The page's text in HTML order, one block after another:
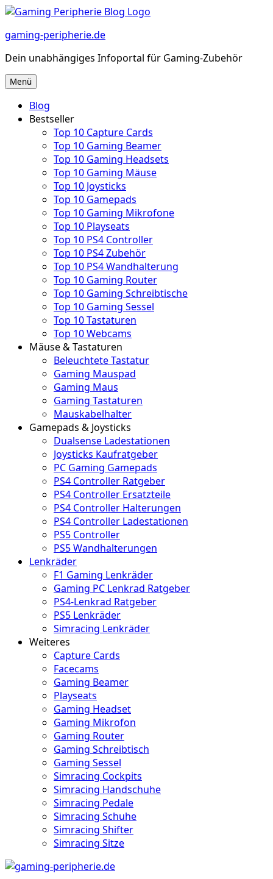
Zum
springen
gaming-peripherie.de
Dein unabhängiges Infoportal für Gaming-Zubehör
Menü
Blog
Bestseller
Top 10 Capture Cards
Top 10 Gaming Beamer
Top 10 Gaming Headsets
Top 10 Gaming Mäuse
Top 10 Joysticks
Top 10 Gamepads
Top 10 Gaming Mikrofone
Top 10 Playseats
Top 10 PS4 Controller
Top 10 PS4 Zubehör
Top 10 PS4 Wandhalterung
Top 10 Gaming Router
Top 10 Gaming Schreibtische
Top 10 Gaming Sessel
Top 10 Tastaturen
Top 10 Webcams
Mäuse & Tastaturen
Beleuchtete Tastatur
Gaming Mauspad
Gaming Maus
Gaming Tastaturen
Mauskabelhalter
Gamepads & Joysticks
Dualsense Ladestationen
Joysticks Kaufratgeber
PC Gaming Gamepads
PS4 Controller Ratgeber
PS4 Controller Ersatzteile
PS4 Controller Halterungen
PS4 Controller Ladestationen
PS5 Controller
PS5 Wandhalterungen
Lenkräder
F1 Gaming Lenkräder
Gaming PC Lenkrad Ratgeber
PS4-Lenkrad Ratgeber
PS5 Lenkräder
Simracing Lenkräder
Weiteres
Capture Cards
Facecams
Gaming Beamer
Playseats
Gaming Headset
Gaming Mikrofon
Gaming Router
Gaming Schreibtisch
Gaming Sessel
Simracing Cockpits
Simracing Handschuhe
Simracing Pedale
Simracing Schuhe
Simracing Shifter
Simracing Sitze